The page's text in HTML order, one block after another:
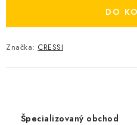
DO
Značka: CRESSI
Špecializovaný obchod